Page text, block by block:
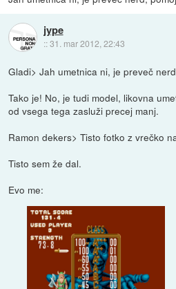
jype
::31. mar 2012, 22:43
Gladi> Jah umetnica ni, je preveč
Tako je! No, je tudi model, likovna
od vsega tega zasluži precej manj.
Ramon dekers> Tisto fotko z vrečko
Tisto sem že dal.
Evo me: